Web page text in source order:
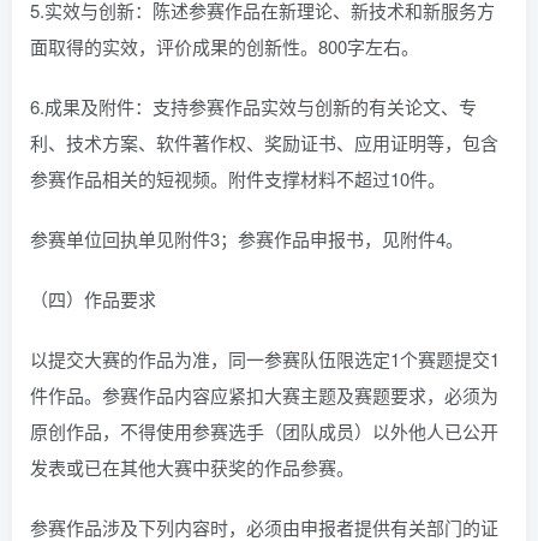
5.实效与创新：陈述参赛作品在新理论、新技术和新服务方
面取得的实效，评价成果的创新性。800字左右。
6.成果及附件：支持参赛作品实效与创新的有关论文、专
利、技术方案、软件著作权、奖励证书、应用证明等，包含
参赛作品相关的短视频。附件支撑材料不超过10件。
参赛单位回执单见附件3；参赛作品申报书，见附件4。
（四）作品要求
以提交大赛的作品为准，同一参赛队伍限选定1个赛题提交1
件作品。参赛作品内容应紧扣大赛主题及赛题要求，必须为
原创作品，不得使用参赛选手（团队成员）以外他人已公开
发表或已在其他大赛中获奖的作品参赛。
参赛作品涉及下列内容时，必须由申报者提供有关部门的证